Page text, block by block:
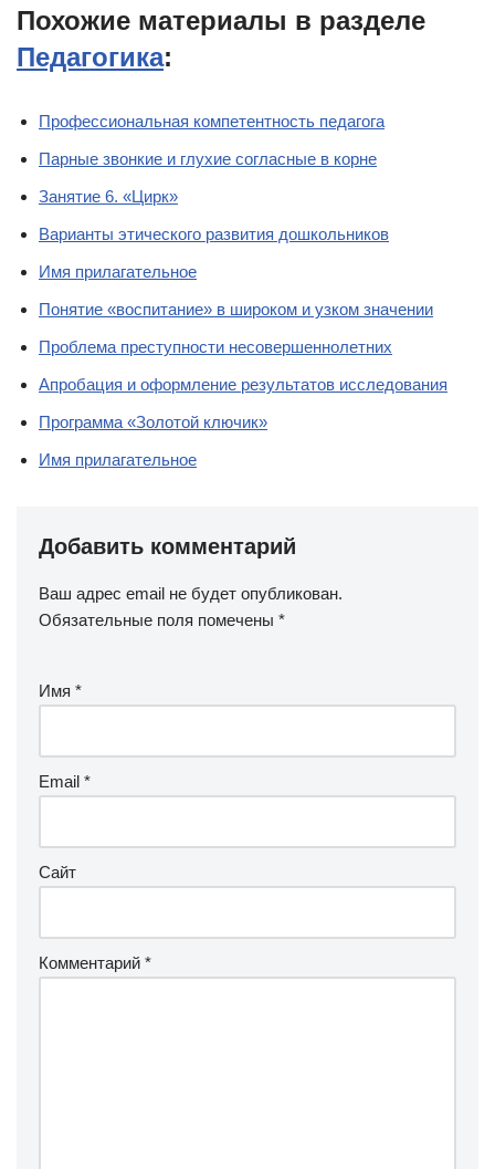
Похожие материалы в разделе
Педагогика:
Профессиональная компетентность педагога
Парные звонкие и глухие согласные в корне
Занятие 6. «Цирк»
Варианты этического развития дошкольников
Имя прилагательное
Понятие «воспитание» в широком и узком значении
Проблема преступности несовершеннолетних
Апробация и оформление результатов исследования
Программа «Золотой ключик»
Имя прилагательное
Добавить комментарий
Ваш адрес email не будет опубликован.
Обязательные поля помечены *
Имя *
Email *
Сайт
Комментарий *